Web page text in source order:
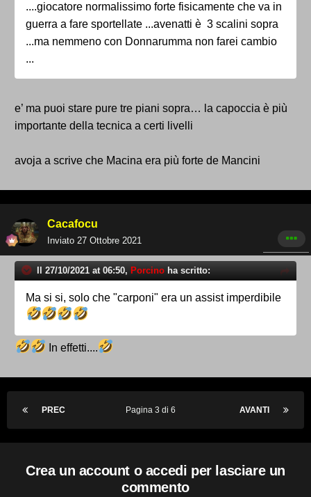
....giocatore normalissimo forte fisicamente che va in
guerra a fare sportellate ...avenatti è 3 scalini sopra
...ma nemmeno con Donnarumma non farei cambio
...
e’ ma puoi stare pure tre piani sopra… la capoccia è più
importante della tecnica a certi livelli
avoja a scrive che Macina era più forte de Mancini
Cacafocu
Inviato 27 Ottobre 2021
Il 27/10/2021 at 06:50, Porcino ha scritto:
Ma si si, solo che "carponi" era un assist imperdibile
In effetti....
PREC AVANTI
Pagina 3 di 6
Crea un account o accedi per lasciare un
commento